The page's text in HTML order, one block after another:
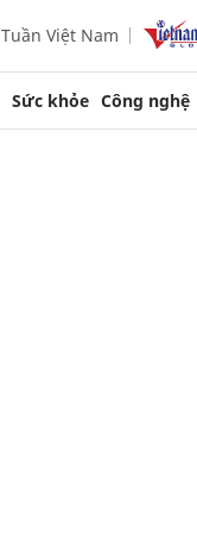
Tuần Việt Nam
Sức khỏe Công nghệ